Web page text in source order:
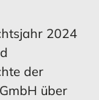
2024
der
über